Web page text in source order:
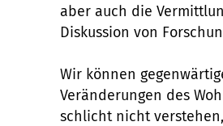
aber auch die
Diskussion von
Wir können
Veränderungen des
schlicht nicht